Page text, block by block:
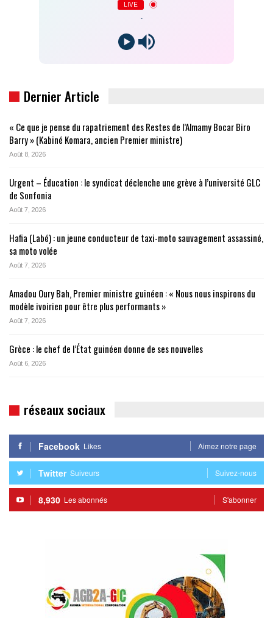
LIVE
Dernier Article
« Ce que je pense du rapatriement des Restes de l’Almamy Bocar Biro
Barry » (Kabiné Komara, ancien Premier ministre)
Août 8, 2026
Urgent – Éducation : le syndicat déclenche une grève à l’université GLC
de Sonfonia
Août 7, 2026
Hafia (Labé) : un jeune conducteur de taxi-moto sauvagement assassiné,
sa moto volée
Août 7, 2026
Amadou Oury Bah, Premier ministre guinéen : « Nous nous inspirons du
modèle ivoirien pour être plus performants »
Août 7, 2026
Grèce : le chef de l’État guinéen donne de ses nouvelles
Août 6, 2026
réseaux sociaux
Facebook Likes Aimez notre page
Twitter Suiveurs Suivez-nous
8,930 Les abonnés S'abonner